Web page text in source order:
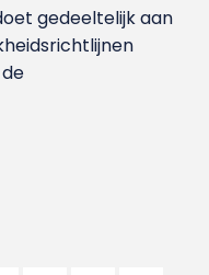
gedeeltelijk aan